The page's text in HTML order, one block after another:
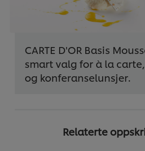
CARTE D'OR Basis
smart valg for à la
og konferanselunsjer.
Relaterte